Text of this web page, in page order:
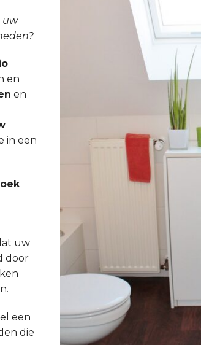
uw
en
en
in een
uw
door
een
die